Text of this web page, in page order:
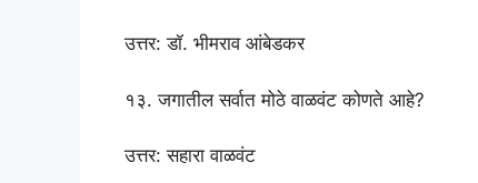
उत्तर: डॉ. भीमराव आंबेडकर
१३. जगातील सर्वात मोठे वाळवंट कोणते आहे?
उत्तर: सहारा वाळवंट